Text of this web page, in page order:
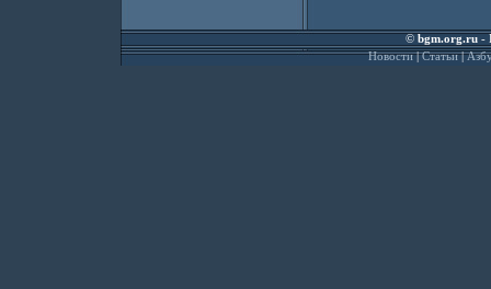
©bgm.org.ru-
Новости|Статьи|